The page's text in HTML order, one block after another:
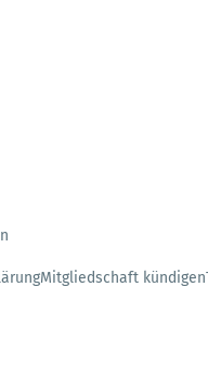
Mitgliedschaft kündigen